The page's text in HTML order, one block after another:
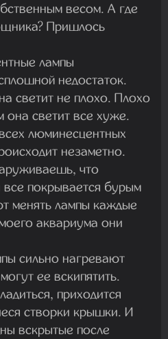
весом. А где
Пришлось
лампы
недостаток.
светит не плохо. Плохо
она светит все хуже.
люминесцентных
незаметно.
что
все покрывается бурым
менять лампы каждые
аквариума они
сильно нагревают
ее вскипятить.
приходится
створки крышки. И
вскрытые после